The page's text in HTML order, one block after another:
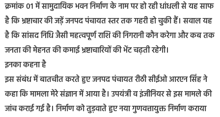
क्रमांक 01 में सामुदायिक भवन निर्माण के नाम पर हो रही धांधली से यह साफ
है कि भ्रष्टाचार की जड़ें जनपद पंचायत स्तर तक गहरी हो चुकी हैं। सवाल यह
है कि सांसद निधि जैसी महत्वपूर्ण राशि की निगरानी कौन करेगा और कब तक
जनता की मेहनत की कमाई भ्रष्टाचारियों की भेंट चढ़ती रहेगी।
इनका कहना है
इस संबंध में बातचीत करते हुए जनपद पंचायत रीठी सीईओ आरएन सिंह ने
कहा कि मामला मेरे संज्ञान में आया है। उपयंत्री व इंजीनियर से इस मामले की
जांच कराई गई है। निर्माण को तुड़वाते हुए नया गुणवत्तायुक्त निर्माण कराया